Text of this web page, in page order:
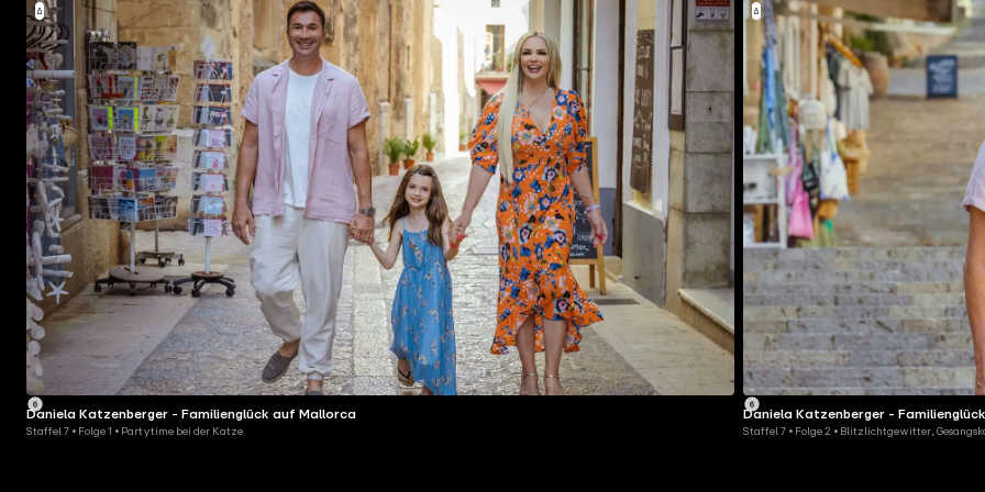
Daniela Katzenberger - Familienglück auf Mallorca
Staffel 7 • Folge 1 • Partytime bei der Katze
Daniela Katzenberger -
Staffel 7 • Folge 2 • Blitzlichtgewitter,